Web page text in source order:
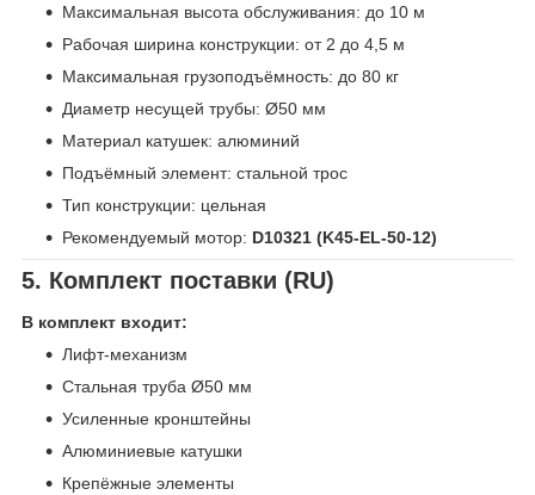
Максимальная высота обслуживания: до 10 м
Рабочая ширина конструкции: от 2 до 4,5 м
Максимальная грузоподъёмность: до 80 кг
Диаметр несущей трубы: Ø50 мм
Материал катушек: алюминий
Подъёмный элемент: стальной трос
Тип конструкции: цельная
Рекомендуемый мотор: D10321 (K45-EL-50-12)
5. Комплект поставки (RU)
В комплект входит:
Лифт-механизм
Стальная труба Ø50 мм
Усиленные кронштейны
Алюминиевые катушки
Крепёжные элементы